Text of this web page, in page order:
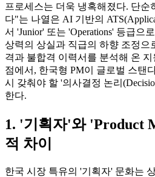
프로세스는 더욱 냉혹해졌다. 단순
다"는 나열은 AI 기반의
서 'Junior' 또는 'Operations' 등급으
상력의 상실과 직급의 하향 조정으
격과 불합격 이력서를 분석해 온
점에서, 한국형 PM이 글로벌 스탠
시 갖춰야 할 '의사결정 논리
한다.
1. '기획자'와 'Product
적 차이
한국 시장 특유의 '기획자' 문화는